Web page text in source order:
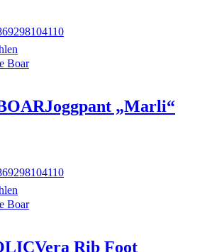
9298104110
Boar
Joggpant „Marli“
9298104110
Boar
Vera Rib Foot